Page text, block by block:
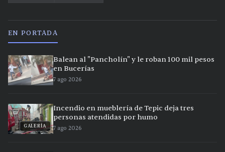
EN PORTADA
Balean al "Pancholín" y le roban 100 mil pesos
en Bucerías
7 ago 2026
GALERÍA
Incendio en mueblería de Tepic deja tres
personas atendidas por humo
7 ago 2026